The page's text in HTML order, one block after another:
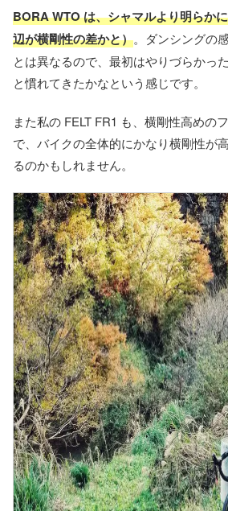
BORA WTO は、シャマルより明らか
辺が横剛性の差かと）。ダンシングの
とは異なるので、最初はやりづらかっ
と慣れてきたかなという感じです。
また私の FELT FR1 も、横剛性高めの
で、バイクの全体的にかなり横剛性が
るのかもしれません。